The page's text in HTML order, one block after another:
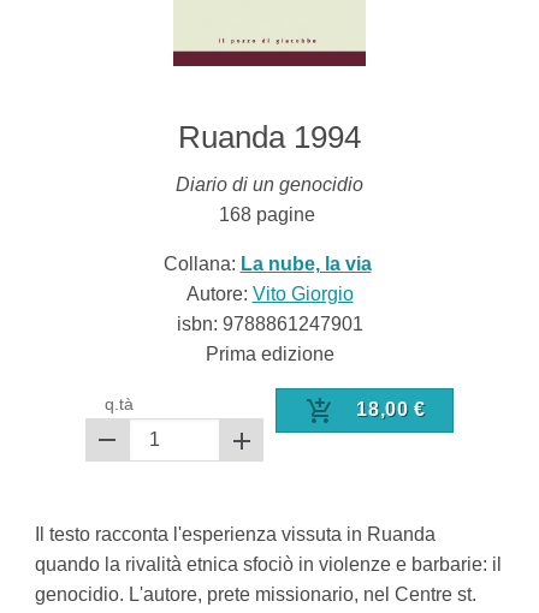
Ruanda 1994
Diario di un genocidio
168pagine
Collana: La nube, la via
Autore: Vito Giorgio
isbn: 9788861247901
Prima edizione
q.tà 18,00 €
Il testo racconta l'esperienza vissuta in Ruanda
quando la rivalità etnica sfociò in violenze e barbarie: il
genocidio. L'autore, prete missionario, nel Centre st.